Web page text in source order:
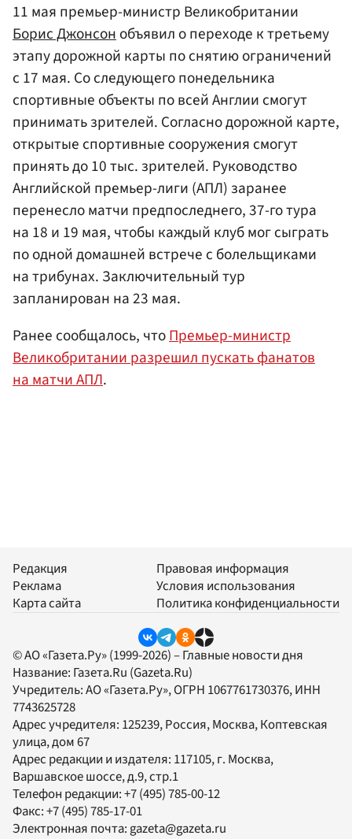
11 мая премьер-министр Великобритании
Борис Джонсонобъявил о переходе к третьему
этапу дорожной карты по снятию ограничений
с 17 мая. Со следующего понедельника
спортивные объекты по всей Англии смогут
принимать зрителей. Согласно дорожной карте,
открытые спортивные сооружения смогут
принять до 10 тыс. зрителей. Руководство
Английской премьер-лиги (АПЛ) заранее
перенесло матчи предпоследнего, 37-го тура
на 18 и 19 мая, чтобы каждый клуб мог сыграть
по одной домашней встрече с болельщиками
на трибунах. Заключительный тур
запланирован на 23 мая.
Ранее сообщалось, чтоПремьер-министр
Великобритании разрешил пускать фанатов
на матчи АПЛ.
Редакция
Реклама
Карта сайта
Правовая информация
Условия использования
Политика конфиденциальности
© АО «Газета.Ру» (1999-2026) – Главные новости дня
Название: Газета.Ru (Gazeta.Ru)
Учредитель:АО «Газета.Ру», ОГРН 1067761730376, ИНН
7743625728
Адрес учредителя: 125239, Россия, Москва, Коптевская
улица, дом 67
Адрес редакции и издателя: 117105, г. Москва,
Варшавское шоссе, д.9, стр.1
Телефон редакции:+7 (495) 785-00-12
Факс:+7 (495) 785-17-01
Электронная почта: gazeta@gazeta.ru